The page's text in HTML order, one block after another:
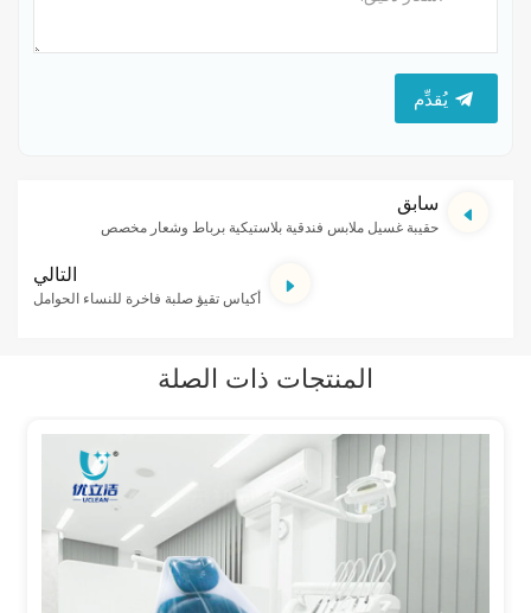
يُقدِّم
سابق
حقيبة غسيل ملابس فندقية بلاستيكية برباط وشعار مخصص
التالي
أكياس تقيؤ صلبة فاخرة للنساء الحوامل
المنتجات ذات الصلة